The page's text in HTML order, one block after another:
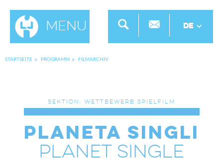
Menu DE
STARTSEITE PROGRAMM FILMARCHIV
SEKTION: WETTBEWERB SPIELFILM
Planeta Singli
Planet Single